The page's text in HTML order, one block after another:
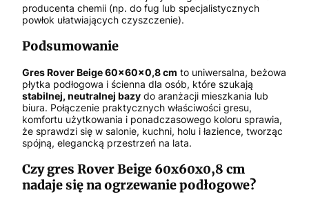
producenta chemii (np. do fug lub specjalistycznych
powłok ułatwiających czyszczenie).
Podsumowanie
Gres Rover Beige 60x60x0,8 cm to uniwersalna, beżowa
płytka podłogowa i ścienna dla osób, które szukają
stabilnej, neutralnej bazy do aranżacji mieszkania lub
biura. Połączenie praktycznych właściwości gresu,
komfortu użytkowania i ponadczasowego koloru sprawia,
że sprawdzi się w salonie, kuchni, holu i łazience, tworząc
spójną, elegancką przestrzeń na lata.
Czy gres Rover Beige 60x60x0,8 cm
nadaje się na ogrzewanie podłogowe?